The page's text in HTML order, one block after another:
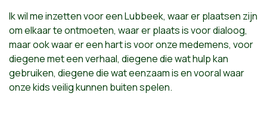
Ik wil me inzetten voor een Lubbeek, waar er plaatsen zijn
om elkaar te ontmoeten, waar er plaats is voor dialoog,
maar ook waar er een hart is voor onze medemens, voor
diegene met een verhaal, diegene die wat hulp kan
gebruiken, diegene die wat eenzaam is en vooral waar
onze kids veilig kunnen buiten spelen.